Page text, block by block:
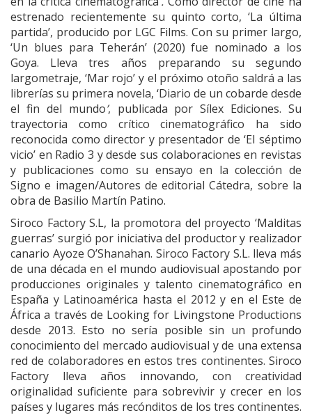
estrenado recientemente su quinto corto, ‘La última
partida’, producido por LGC Films. Con su primer largo,
‘Un blues para Teherán’ (2020) fue nominado a los
Goya. Lleva tres años preparando su segundo
largometraje, ‘Mar rojo’ y el próximo otoño saldrá a las
librerías su primera novela, ‘Diario de un cobarde desde
el fin del mundo’, publicada por Sílex Ediciones. Su
trayectoria como crítico ci­nematográfico ha sido
reconocida como director y presentador de ‘El séptimo
vicio’ en Radio 3 y desde sus colaboraciones en revistas
y publicaciones como su ensayo en la colección de
Signo e imagen/Autores de editorial Cátedra, sobre la
obra de Basilio Martín Patino.
Siroco Factory S.L, la promotora del proyecto ‘Malditas
guerras’ surgió por iniciativa del productor y realizador
canario Ayoze O’Shanahan. Siroco Factory S.L. lleva más
de una década en el mundo audiovisual apostando por
producciones originales y talento cinematográfico en
España y Latinoamérica hasta el 2012 y en el Este de
África a tra­vés de Looking for Livingstone Productions
desde 2013. Esto no sería posible sin un profundo
conocimiento del mercado audiovisual y de una extensa
red de colaboradores en estos tres continentes. Siroco
Factory lleva años innovando, con creatividad
originalidad suficiente para sobrevivir y crecer en los
países y lugares más recónditos de los tres continentes.